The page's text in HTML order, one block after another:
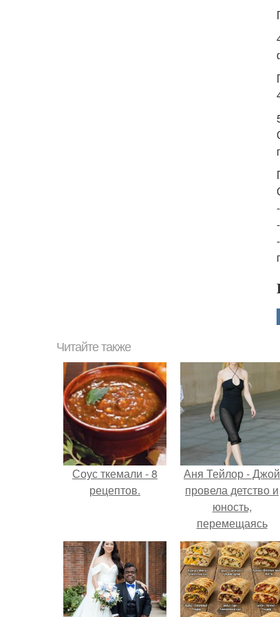
Читайте также
Соус ткемали - 8
рецептов.
Аня Тейлор - Джой
провела детство и
юность,
перемещаясь
между двумя
совершенно
разными
культурами -
Аргентиной и